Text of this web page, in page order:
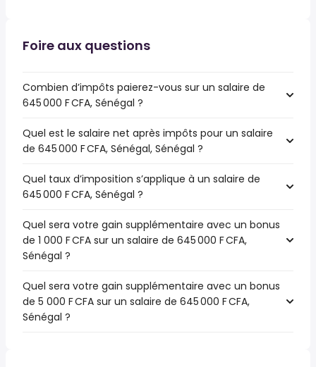
Foire aux questions
Combien d’impôts paierez-vous sur un salaire de
645 000 F CFA, Sénégal ?
Quel est le salaire net après impôts pour un salaire
de 645 000 F CFA, Sénégal, Sénégal ?
Quel taux d’imposition s’applique à un salaire de
645 000 F CFA, Sénégal ?
Quel sera votre gain supplémentaire avec un bonus
de 1 000 F CFA sur un salaire de 645 000 F CFA,
Sénégal ?
Quel sera votre gain supplémentaire avec un bonus
de 5 000 F CFA sur un salaire de 645 000 F CFA,
Sénégal ?